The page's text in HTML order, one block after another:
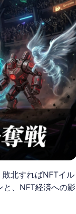
北すればNFTイル
、NFT経済への影